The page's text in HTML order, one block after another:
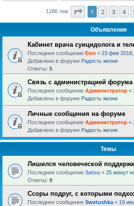
1286 тем Страница из
1 2 3 4
Объявления
Кабинет врача суицидолога и
Последнее сообщение Ewe « 23 фев
Добавлено в форуме Радость жизни
Ответы: 5
Связь с администрацией форума
Последнее сообщение Администратор «
Добавлено в форуме Радость жизни
Личные сообщения на форуме
Последнее сообщение Администратор «
Добавлено в форуме Радость жизни
Темы
Лишился человеческой
Последнее сообщение Satou « 25 минут
Ответы: 9
Ссоры подруг, с которыми
Последнее сообщение Swetushka « 19